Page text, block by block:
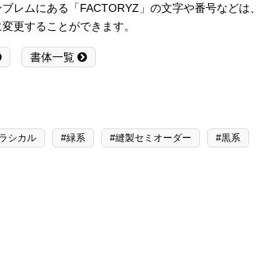
レムにある「FACTORYZ」の文字や番号などは
更することができます。
書体一覧
シカル #緑系 #縫製セミオーダー #黒系